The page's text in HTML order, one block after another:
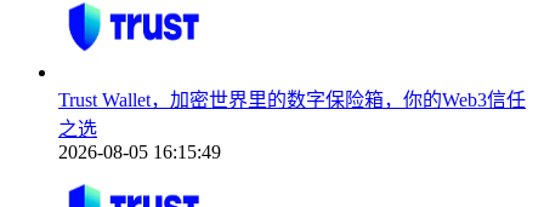
Trust Wallet，加密世界里的数字保险箱，你的Web3信任
之选
2026-08-05 16:15:49